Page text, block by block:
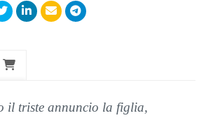
il triste annuncio la figlia,